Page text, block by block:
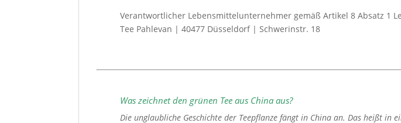
Verantwortlicher Lebensmittelunternehmer gemäß Artikel 8 Absatz 1
Tee Pahlevan | 40477 Düsseldorf | Schwerinstr. 18
Was zeichnet den grünen Tee aus China aus?
Die unglaubliche Geschichte der Teepflanze fängt in China an. Das heißt